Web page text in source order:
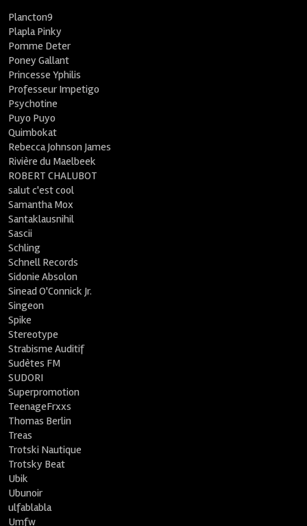
Plancton9
Plapla Pinky
Pomme Deter
Poney Gallant
Princesse Yphilis
Professeur Impetigo
Psychotine
Puyo Puyo
Quimbokat
Rebecca Johnson James
Rivière du Maelbeek
ROBERT CHALUBOT
salut c'est cool
Samantha Mox
Santaklausnihil
Sascii
Schling
Schnell Records
Sidonie Absolon
Sinead O'Connick Jr.
Singeon
Spike
Stereotype
Strabisme Auditif
Sudètes FM
SUDORI
Superpromotion
TeenageFrxxs
Thomas Berlin
Treas
Trotski Nautique
Trotsky Beat
Ubik
Ubunoir
ulfablabla
Umfw